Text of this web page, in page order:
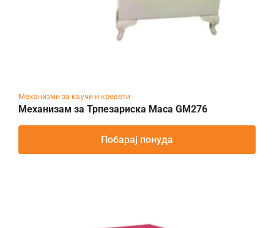
Механизми за каучи и кревети
Механизам за Трпезариска Маса GM276
Побарај понуда